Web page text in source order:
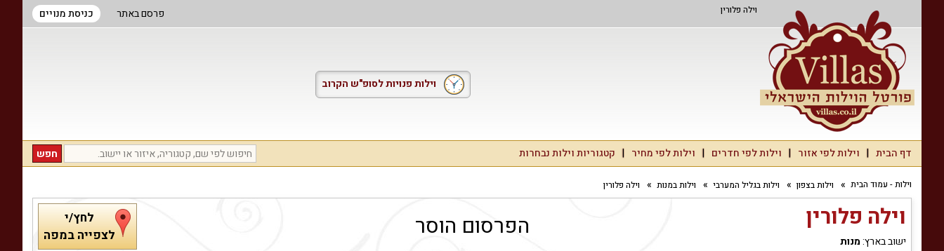
וילה פלורין פרסם באתר כניסת מנויים
וילות פנויות לסופ"ש הקרוב
דף הבית וילות לפי אזור וילות לפי חדרים וילות לפי מחיר קטגוריות וילות נבחרות
וילות - עמוד הבית וילות בצפון וילות בגליל המערבי וילות במנות וילה פלורין
וילה פלורין
ישוב בארץ:מנות הפרסום הוסר
לחץ/י
לצפייה במפה